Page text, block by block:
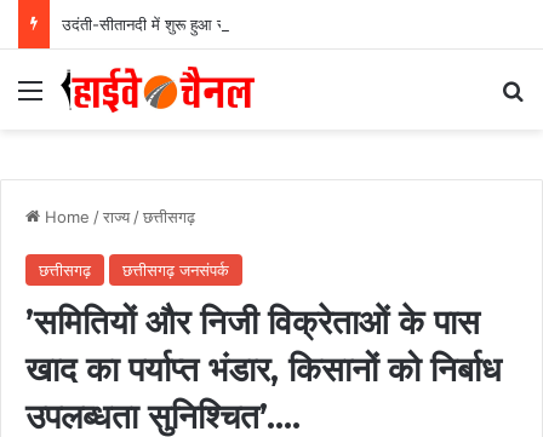
Menu
Home /राज्य /छत्तीसगढ़
छत्तीसगढ़ छत्तीसगढ़ जनसंपर्क
’समितियों और निजी विक्रेताओं के पास
खाद का पर्याप्त भंडार, किसानों को निर्बाध
उपलब्धता सुनिश्चित’….